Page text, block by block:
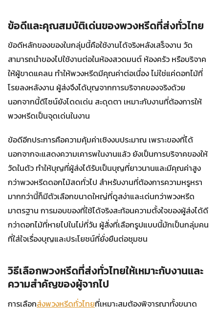
ข้อดีและคุณสมบัติเด่นของพวงหรีดที่ส่งทั่วไทย
ข้อดีหลักของของในกลุ่มนี้คือใช้งานได้จริงหลังเสร็จงาน วัด
สามารถนำของไปใช้งานต่อในห้องสวดมนต์ ห้องครัว หรือบริจาค
ให้ผู้ขาดแคลน ทำให้พวงหรีดมีคุณค่าต่อเนื่อง ไม่ใช่แค่ดอกไม้ที่
โรยลงหลังงาน ผู้ส่งจึงได้บุญจากการบริจาคของจริงด้วย
นอกจากนี้ดีไซน์ยังโดดเด่น สะดุดตา เหมาะกับงานที่ต้องการให้
พวงหรีดเป็นจุดเด่นในงาน
ข้อดีอีกประการคือความคุ้มค่าเชิงงบประมาณ เพราะของที่ได้
นอกจากจะแสดงความเคารพในงานแล้ว ยังเป็นการบริจาคของให้
วัดในตัว ทำให้บุญที่ผู้ส่งได้รับเป็นบุญที่ยาวนานและมีคุณค่าสูง
กว่าพวงหรีดดอกไม้สดทั่วไป สำหรับงานที่ต้องการความหรูหรา
มากกว่านี้ก็มีตัวเลือกขนาดใหญ่ที่ดูสง่าและเด่นกว่าพวงหรีด
มาตรฐาน การมอบของที่ใช้ได้จริงสะท้อนความตั้งใจของผู้ส่งได้ดี
กว่าดอกไม้ที่หายไปในไม่กี่วัน ผู้สั่งที่เลือกรูปแบบนี้มักเป็นกลุ่มคน
ที่ใส่ใจเรื่องบุญและประโยชน์ที่ยั่งยืนต่อชุมชน
วิธีเลือกพวงหรีดที่ส่งทั่วไทยให้เหมาะกับงานและ
ความสำคัญของผู้จากไป
การเลือกส่งพวงหรีดทั่วไทยที่เหมาะสมต้องพิจารณาทั้งขนาด